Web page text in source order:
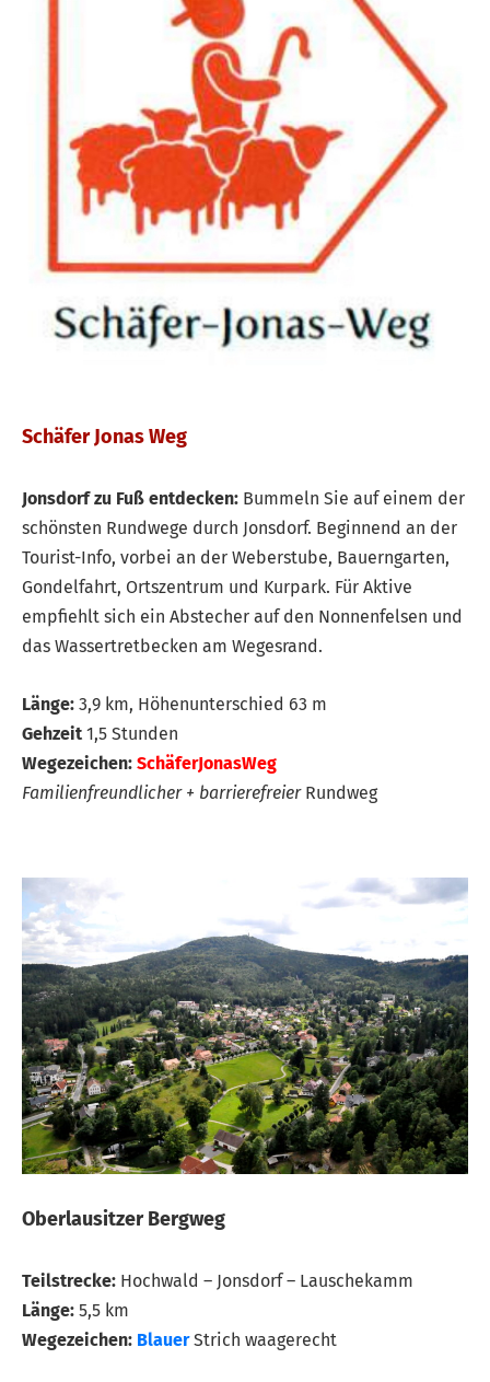
Schäfer Jonas Weg
Jonsdorf zu Fuß entdecken: Bummeln Sie auf einem der
schönsten Rundwege durch Jonsdorf. Beginnend an der
Tourist-Info, vorbei an der Weberstube, Bauerngarten,
Gondelfahrt, Ortszentrum und Kurpark. Für Aktive
empfiehlt sich ein Abstecher auf den Nonnenfelsen und
das Wassertretbecken am Wegesrand.
Länge: 3,9 km, Höhenunterschied 63 m
Gehzeit 1,5 Stunden
Wegezeichen: SchäferJonasWeg
Familienfreundlicher + barrierefreierRundweg
Oberlausitzer Bergweg
Teilstrecke: Hochwald – Jonsdorf – Lauschekamm
Länge: 5,5 km
Wegezeichen: BlauerStrich waagerecht